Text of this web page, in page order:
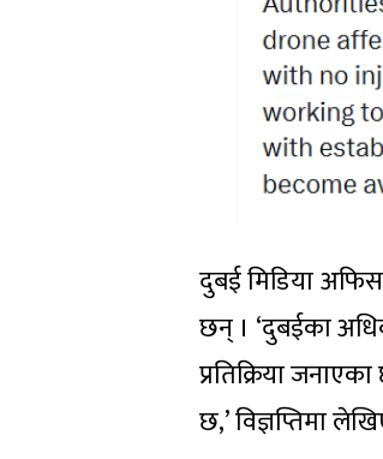
दुबई मिडिया
छन् । ‘दुबईका
प्रतिक्रिया
छ,’ विज्ञप्तिमा